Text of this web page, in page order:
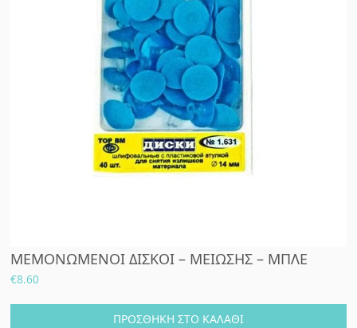
ΜΕΜΟΝΩΜΕΝΟΙ ΔΙΣΚΟΙ – ΜΕΙΩΣΗΣ – ΜΠΛΕ
€8.60
ΠΡΟΣΘΉΚΗ ΣΤΟ ΚΑΛΆΘΙ